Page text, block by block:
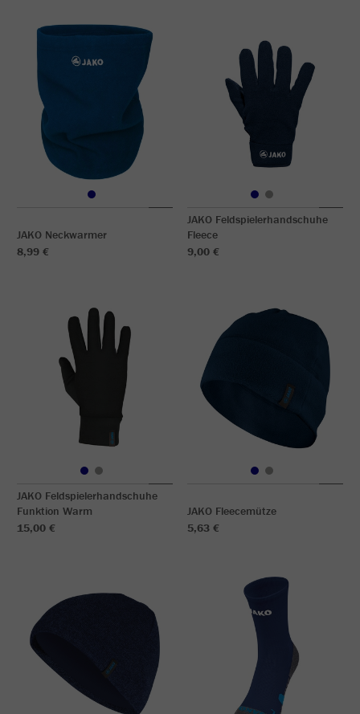
JAKO Neckwarmer
8,99 €
JAKO Feldspielerhandschuhe
Fleece
9,00 €
JAKO Feldspielerhandschuhe
Funktion Warm
15,00 €
JAKO Fleecemütze
5,63 €